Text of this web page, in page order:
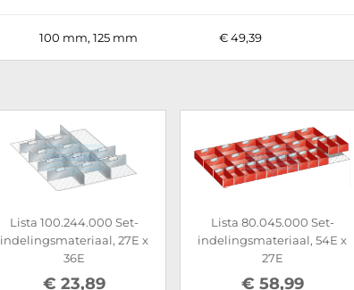
100 mm, 125 mm € 49,39
Lista 100.244.000 Set-
indelingsmateriaal, 27E x
36E
€ 23,89
Lista 80.045.000 Set-
indelingsmateriaal, 54E x
27E
€ 58,99